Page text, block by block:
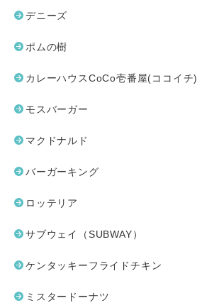
デニーズ
ポムの樹
カレーハウスCoCo壱番屋(ココイチ)
モスバーガー
マクドナルド
バーガーキング
ロッテリア
サブウェイ（SUBWAY）
ケンタッキーフライドチキン
ミスタードーナツ